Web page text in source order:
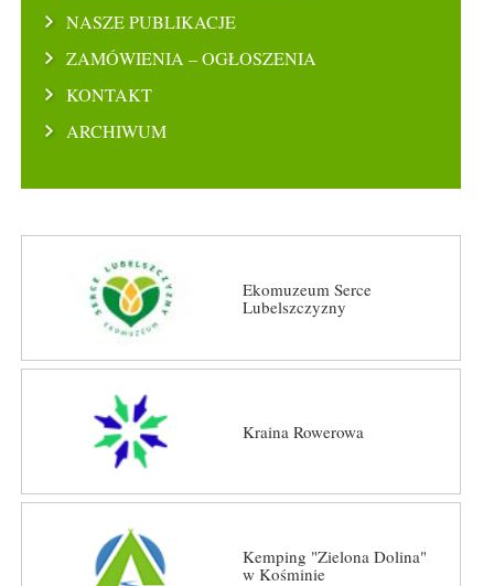
NASZE PUBLIKACJE
ZAMÓWIENIA – OGŁOSZENIA
KONTAKT
ARCHIWUM
Ekomuzeum Serce
Lubelszczyzny
Kraina Rowerowa
Kemping "Zielona Dolina"
w Kośminie